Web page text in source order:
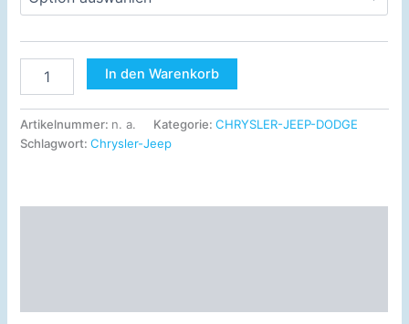
In den Warenkorb
Artikelnummer: n. a. Kategorie:CHRYSLER-JEEP-DODGE
Schlagwort:Chrysler-Jeep